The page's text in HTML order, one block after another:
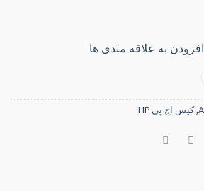
افزودن به علاقه مندی ها
,کیس اچ پی HP